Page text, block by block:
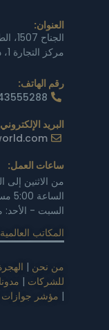
العنوان:
مركز التجارة 1، دبي، الإمارات العربية المتحدة
رقم الهاتف:
البريد الإلكتروني
ساعات العمل:
الساعة 5:00 مساءً
السبت - الأحد:
المكاتب العالمية
من نحن |
للشركات |
| مؤشر جوازات